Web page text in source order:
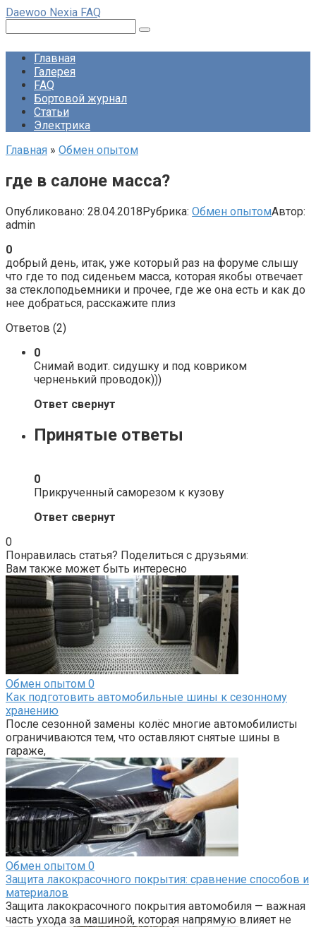
Перейти
контенту
Daewoo Nexia FAQ
Главная
Галерея
FAQ
Бортовой журнал
Статьи
Электрика
Главная » Обмен опытом
где в салоне масса?
Опубликовано: 28.04.2018Рубрика: Обмен опытомАвтор:
admin
0
добрый день, итак, уже который раз на форуме слышу
что где то под сиденьем масса, которая якобы отвечает
за стеклоподьемники и прочее, где же она есть и как до
нее добраться, расскажите плиз
Ответов (2)
0
Снимай водит. сидушку и под ковриком
черненький проводок)))
Ответ свернут
Принятые ответы
0
Прикрученный саморезом к кузову
Ответ свернут
0
Понравилась статья? Поделиться с друзьями:
Вам также может быть интересно
Обмен опытом 0
Как подготовить автомобильные шины к сезонному
хранению
После сезонной замены колёс многие автомобилисты
ограничиваются тем, что оставляют снятые шины в
гараже,
Обмен опытом 0
Защита лакокрасочного покрытия: сравнение способов и
материалов
Защита лакокрасочного покрытия автомобиля — важная
часть ухода за машиной, которая напрямую влияет не